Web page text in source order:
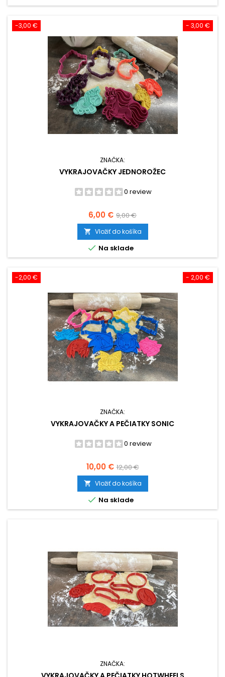
- 3,00 €
-3,00 €
ZNAČKA:
VYKRAJOVAČKY JEDNOROŽEC
0 review
Cena
6,00 € Základná
cena
9,00 €
 Vložiť do košíka
 Na sklade
- 2,00 €
-2,00 €
ZNAČKA:
VYKRAJOVAČKY A PEČIATKY SONIC
0 review
Cena
10,00 € Základná
cena
12,00 €
 Vložiť do košíka
 Na sklade
ZNAČKA: